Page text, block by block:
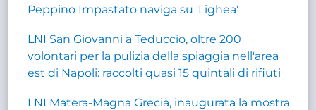
Peppino Impastato naviga su 'Lighea'
LNI San Giovanni a Teduccio, oltre 200
volontari per la pulizia della spiaggia nell'area
est di Napoli: raccolti quasi 15 quintali di rifiuti
LNI Matera-Magna Grecia, inaugurata la mostra